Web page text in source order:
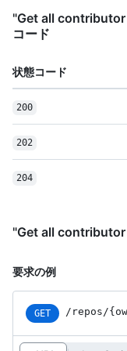
"Get all
コード
状態コード
200
202
204
"Get all
要求の例
GET /repos /